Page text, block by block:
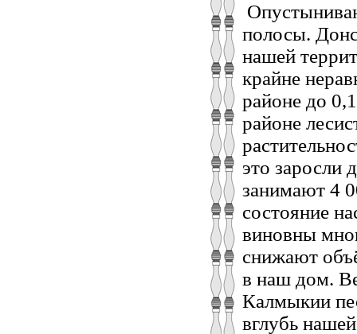
полосы.
нашей
крайне
районе до
районе
это заросли
занимают 4
состояние
виновны
снижают
в наш дом.
Калмыкии
вглубь